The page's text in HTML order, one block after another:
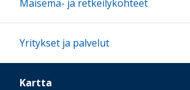
Maisema- ja retkeilykohteet
Yritykset ja palvelut
Kartta